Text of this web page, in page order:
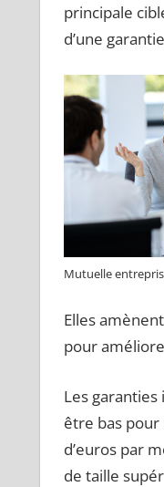
principale
d’une
Mutuelle
Elles
pour
Les
être bas pour
d’euros par
de taille